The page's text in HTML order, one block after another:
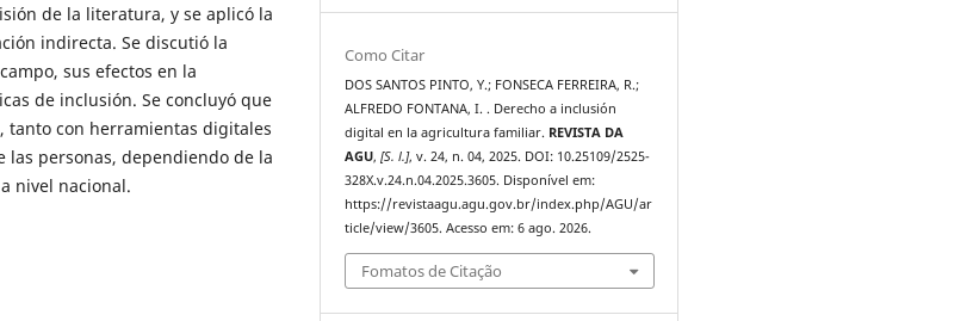
de la literatura, y se aplicó la
indirecta. Se discutió la
sus efectos en la
de inclusión. Se concluyó que
tanto con herramientas digitales
las personas, dependiendo de la
nivel nacional.
Como Citar
DOS SANTOS PINTO, Y.; FONSECA FERREIRA, R.;
ALFREDO FONTANA, I. . Derecho a inclusión
digital en la agricultura familiar. REVISTA DA
AGU,[S. l.], v. 24, n. 04, 2025. DOI: 10.25109/2525-
328X.v.24.n.04.2025.3605. Disponível em:
https://revistaagu.agu.gov.br/index.php/AGU/ar
ticle/view/3605. Acesso em: 6 ago. 2026.
Fomatos de Citação